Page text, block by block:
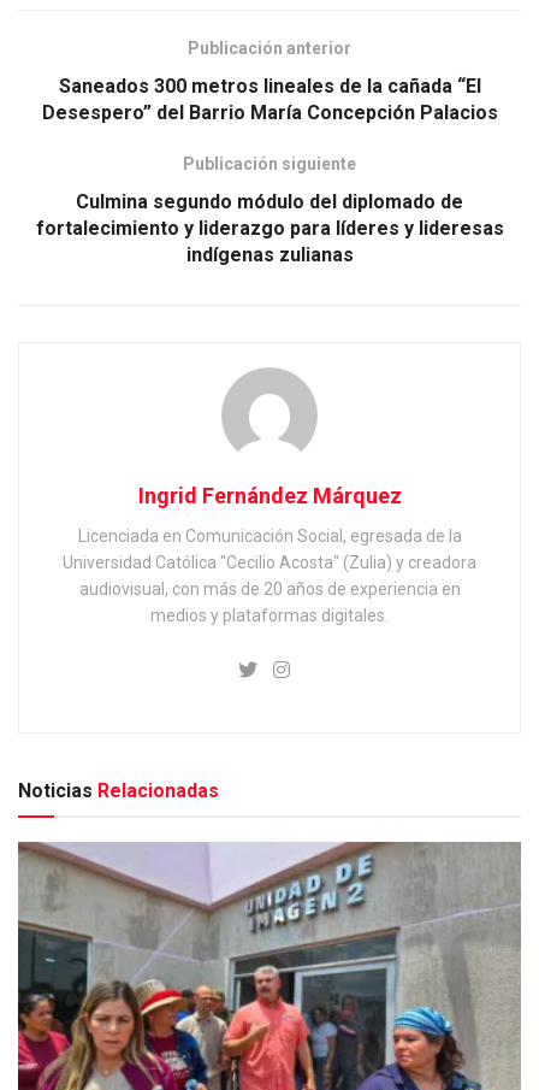
Publicación anterior
Saneados 300 metros lineales de la cañada “El
Desespero” del Barrio María Concepción Palacios
Publicación siguiente
Culmina segundo módulo del diplomado de
fortalecimiento y liderazgo para líderes y lideresas
indígenas zulianas
Ingrid Fernández Márquez
Licenciada en Comunicación Social, egresada de la
Universidad Católica "Cecilio Acosta" (Zulia) y creadora
audiovisual, con más de 20 años de experiencia en
medios y plataformas digitales.
Noticias Relacionadas